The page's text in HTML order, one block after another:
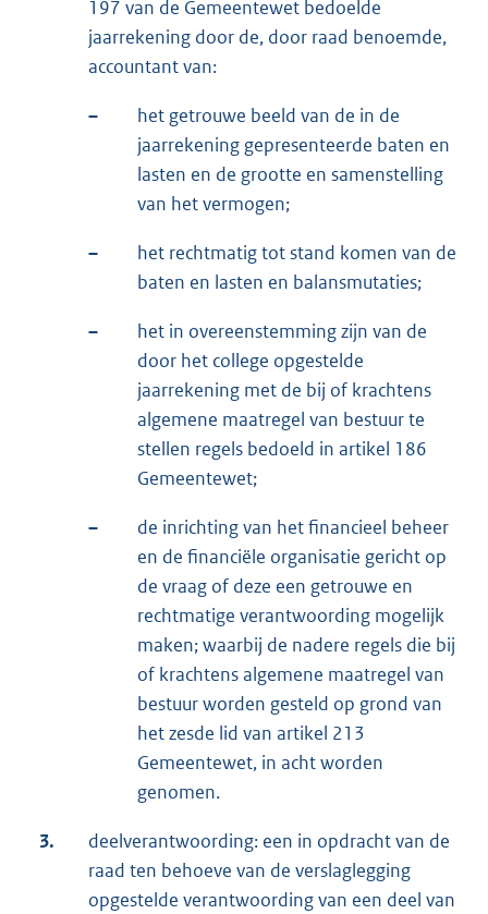
197 van de Gemeentewet bedoelde
jaarrekening door de, door raad benoemde,
accountant van:
–
het getrouwe beeld van de in de
jaarrekening gepresenteerde baten en
lasten en de grootte en samenstelling
van het vermogen;
–
het rechtmatig tot stand komen van de
baten en lasten en balansmutaties;
–
het in overeenstemming zijn van de
door het college opgestelde
jaarrekening met de bij of krachtens
algemene maatregel van bestuur te
stellen regels bedoeld in artikel 186
Gemeentewet;
–
de inrichting van het financieel beheer
en de financiële organisatie gericht op
de vraag of deze een getrouwe en
rechtmatige verantwoording mogelijk
maken; waarbij de nadere regels die bij
of krachtens algemene maatregel van
bestuur worden gesteld op grond van
het zesde lid van artikel 213
Gemeentewet, in acht worden
genomen.
3.
deelverantwoording: een in opdracht van de
raad ten behoeve van de verslaglegging
opgestelde verantwoording van een deel van